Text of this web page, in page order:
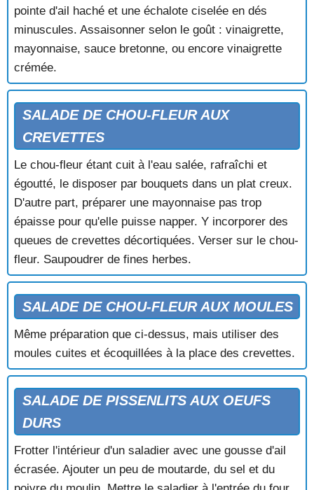
pointe d'ail haché et une échalote ciselée en dés
minuscules. Assaisonner selon le goût : vinaigrette,
mayonnaise, sauce bretonne, ou encore vinaigrette
crémée.
SALADE DE CHOU-FLEUR AUX
CREVETTES
Le chou-fleur étant cuit à l'eau salée, rafraîchi et
égoutté, le disposer par bouquets dans un plat creux.
D'autre part, préparer une mayonnaise pas trop
épaisse pour qu'elle puisse napper. Y incorporer des
queues de crevettes décortiquées. Verser sur le chou-
fleur. Saupoudrer de fines herbes.
SALADE DE CHOU-FLEUR AUX MOULES
Même préparation que ci-dessus, mais utiliser des
moules cuites et écoquillées à la place des crevettes.
SALADE DE PISSENLITS AUX OEUFS
DURS
Frotter l'intérieur d'un saladier avec une gousse d'ail
écrasée. Ajouter un peu de moutarde, du sel et du